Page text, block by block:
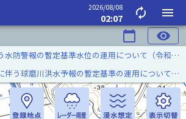
2026/08/08
02:07 autorenew
menu
calendar_today visibility
令和８年熊本地震に伴う水防警報の暫定基準水位の運用について（令和８年８月７日）
「令和８年熊本地震」に伴う球磨川洪水予報の暫定基準の運用について（令和８年８月５日）